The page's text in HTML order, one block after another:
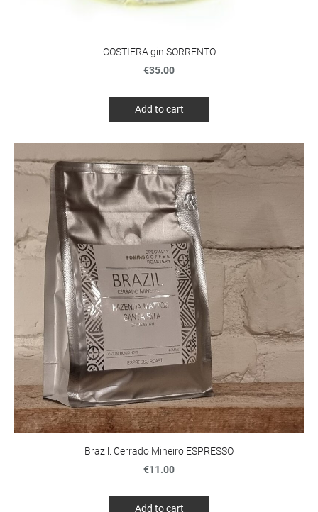
COSTIERA gin SORRENTO
€35.00
Add to cart
Brazil. Cerrado Mineiro ESPRESSO
€11.00
Add to cart